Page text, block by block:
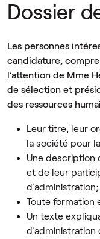
Dossier
Les personnes
candidature,
l’attention de Mme
de sélection et
des ressources
Leur titre, leur
la société pour
Une description
et de leur
d’administration;
Toute formation
Un texte
d’administration